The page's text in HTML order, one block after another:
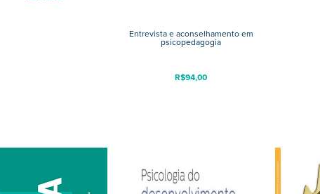
Entrevista e aconselhamento em
psicopedagogia
R$94,00